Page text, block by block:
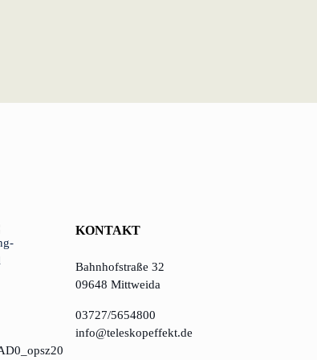
KONTAKT
Bahnhofstraße 32
09648 Mittweida
03727/5654800
info@teleskopeffekt.de